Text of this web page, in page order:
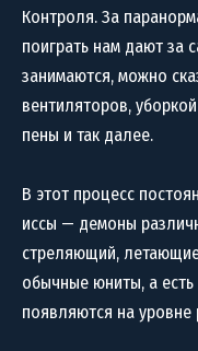
Контроля. За
поиграть нам дают за
занимаются, можно
вентиляторов,
пены и так далее.
В этот процесс
иссы — демоны
стреляющий,
обычные юниты, а
появляются на уровне